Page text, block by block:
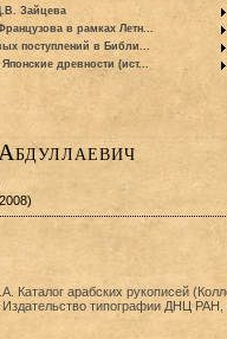
Зайцева
в рамках Летн...
поступлений в Библи...
древности (ист...
Каталог арабских рукописей
типографии ДНЦ РАН,